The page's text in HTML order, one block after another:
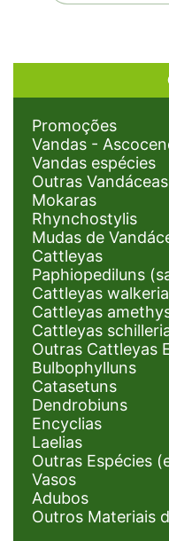
Promoções
Vandas -
Vandas espécies
Outras Vandáceas
Mokaras
Rhynchostylis
Mudas de
Cattleyas
Paphiopediluns
Cattleyas
Cattleyas
Cattleyas
Outras Cattleyas
Bulbophylluns
Catasetuns
Dendrobiuns
Encyclias
Laelias
Outras Espécies
Vasos
Adubos
Outros Materiais